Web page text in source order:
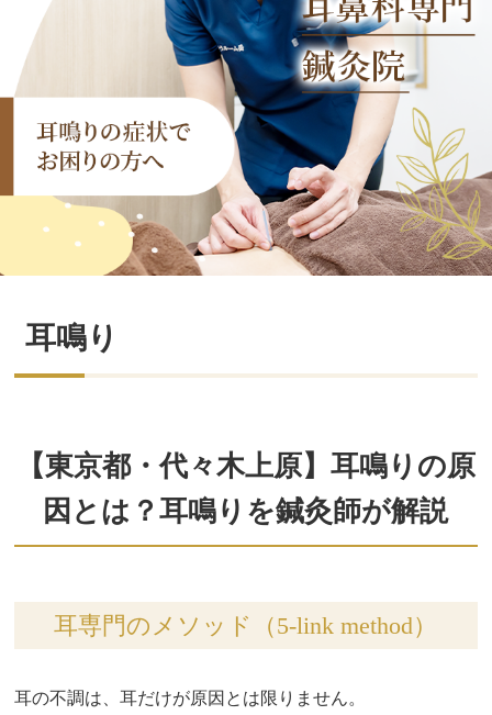
耳鳴り
【東京都・代々木上原】耳鳴りの原
因とは？耳鳴りを鍼灸師が解説
耳専門のメソッド（5-link method）
耳の不調は、耳だけが原因とは限りません。